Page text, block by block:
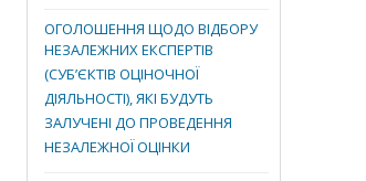
ОГОЛОШЕННЯ ЩОДО ВІДБОРУ
НЕЗАЛЕЖНИХ ЕКСПЕРТІВ
(СУБ’ЄКТІВ ОЦІНОЧНОЇ
ДІЯЛЬНОСТІ), ЯКІ БУДУТЬ
ЗАЛУЧЕНІ ДО ПРОВЕДЕННЯ
НЕЗАЛЕЖНОЇ ОЦІНКИ